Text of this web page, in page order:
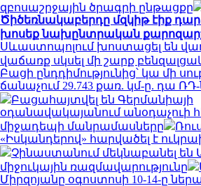
զբոսաշրջային ծրագրի ընթացքը
Ծիծեռնակաբերդը մզկիթ էիք
խոսեք նախընտրական
Սևաստոպոլում խոստացել են
վաճառք սկսել մի շարք
Բացի ընդդիմությունից՝ կա մի
ճանաչում 29.743 քառ. կմ-ը. դա
Բացահայտվել են Գերմանիայի
օդանավակայանում անօդաչուի
միջադեպի մանրամասները
«Իսկանդերով» հարվածել է
Չինաստանում մեկնաբանել են
միջուկային ռազմավարությունը
Միրզոյանը օգոստոսի 10-14-ը